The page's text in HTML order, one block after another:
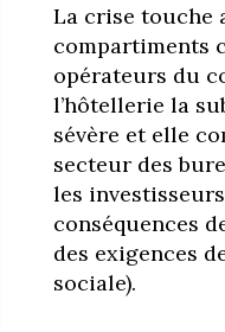
La crise touche
compartiments
opérateurs du
l’hôtellerie la
sévère et elle
secteur des
les
conséquences
des exigences
sociale).